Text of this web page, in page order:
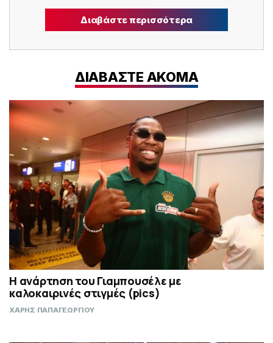
Διαβάστε περισσότερα
ΔΙΑΒΑΣΤΕ ΑΚΟΜΑ
Η ανάρτηση του Γιαμπουσέλε με
καλοκαιρινές στιγμές (pics)
ΧΑΡΗΣ ΠΑΠΑΓΕΩΡΓΙΟΥ